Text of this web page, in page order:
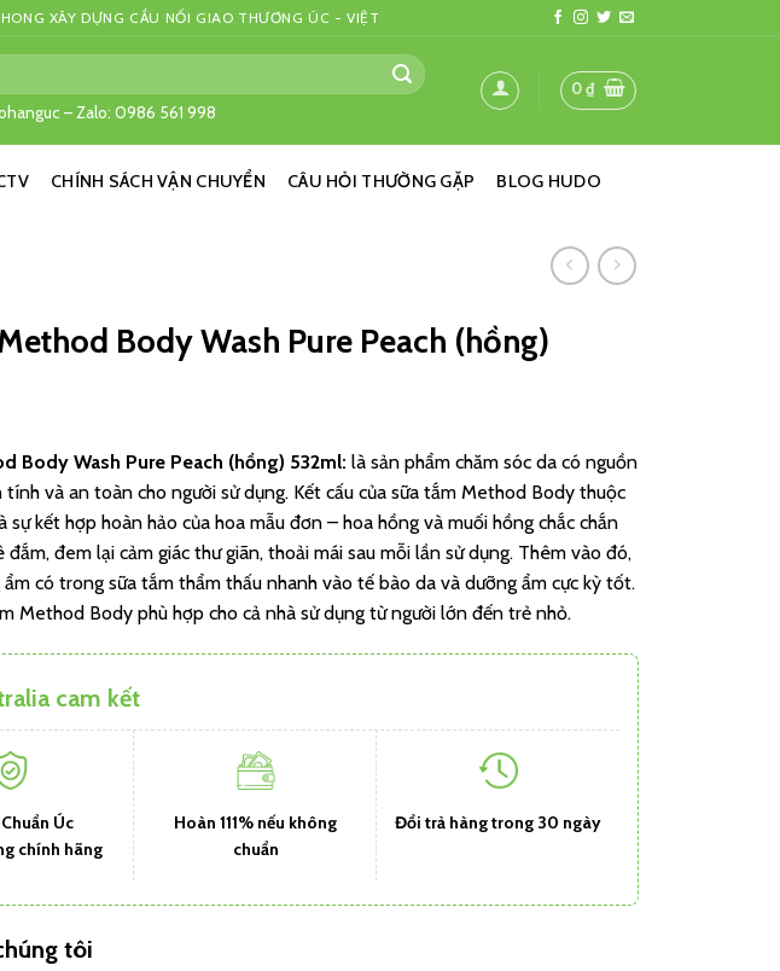
XÂY DỰNG CẦU NỐI GIAO THƯƠNG ÚC - VIỆT
– Zalo: 0986 561 998
0₫
CHÍNH SÁCH VẬN CHUYỂN CÂU HỎI THƯỜNG GẶP BLOG HUDO
Body Wash Pure Peach (hồng)
Body Wash Pure Peach (hồng) 532ml: là sản phẩm chăm sóc da có nguồn
tính và an toàn cho người sử dụng. Kết cấu của sữa tắm Method Body thuộc
sự kết hợp hoàn hảo của hoa mẫu đơn – hoa hồng và muối hồng chắc chắn
đắm, đem lại cảm giác thư giãn, thoải mái sau mỗi lần sử dụng. Thêm vào đó,
có trong sữa tắm thẩm thấu nhanh vào tế bào da và dưỡng ẩm cực kỳ tốt.
Method Body phù hợp cho cả nhà sử dụng từ người lớn đến trẻ nhỏ.
cam kết
Úc
chính hãng
Hoàn 111% nếu không
chuẩn
Đổi trả hàng trong 30 ngày
tôi